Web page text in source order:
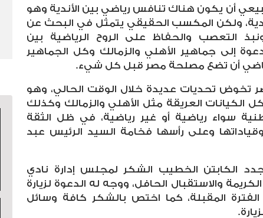
أن يكون هناك تنافس رياضي بين الأندية وهو
ولكن المكسب الحقيقي يتمثل في البحث عن
التعصب والحفاظ على الروح الرياضية بين
إلى جماهير الأهلي والزمالك وكل الجماهير
أن تضع مصلحة مصر قبل كل شيء.
تخوض تحديات عديدة خلال الوقت الحالي، وهو
الكيانات العريقة مثل الأهلي والزمالك وكذلك
سواء رياضية أو غير رياضية، في ظل الثقة
وعلى رأسها فخامة السيد الرئيس عبد
الكابتن الخطيب الشكر لمجلس إدارة نادي
والاستقبال الحافل، ووجه له الدعوة لزيارة
الفترة المقبلة، كما اختص بالشكر كافة وسائل